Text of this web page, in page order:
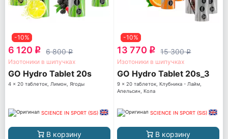
-10%
6 120 q 6 800q
Изотоники в шипучках
GO Hydro Tablet 20s
4 x 20 таблеток, Лимон, Ягоды
SCIENCE IN SPORT (SiS)
В корзину
-10%
13 770 q 15 300q
Изотоники в шипучках
GO Hydro Tablet 20s_3
9 x 20 таблеток, Клубника - Лайм,
Апельсин, Кола
SCIENCE IN SPORT (SiS)
В корзину